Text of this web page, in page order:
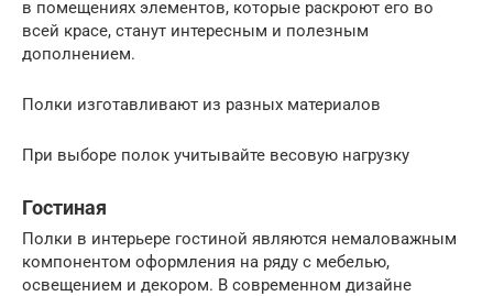
в помещениях элементов, которые раскроют его во
всей красе, станут интересным и полезным
дополнением.
Полки изготавливают из разных материалов
При выборе полок учитывайте весовую нагрузку
Гостиная
Полки в интерьере гостиной являются немаловажным
компонентом оформления на ряду с мебелью,
освещением и декором. В современном дизайне